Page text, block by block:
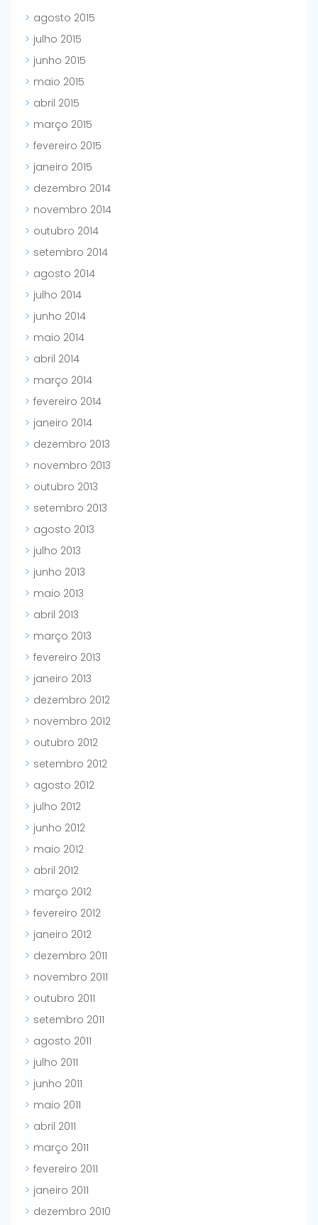
agosto 2015
julho 2015
junho 2015
maio 2015
abril 2015
março 2015
fevereiro 2015
janeiro 2015
dezembro 2014
novembro 2014
outubro 2014
setembro 2014
agosto 2014
julho 2014
junho 2014
maio 2014
abril 2014
março 2014
fevereiro 2014
janeiro 2014
dezembro 2013
novembro 2013
outubro 2013
setembro 2013
agosto 2013
julho 2013
junho 2013
maio 2013
abril 2013
março 2013
fevereiro 2013
janeiro 2013
dezembro 2012
novembro 2012
outubro 2012
setembro 2012
agosto 2012
julho 2012
junho 2012
maio 2012
abril 2012
março 2012
fevereiro 2012
janeiro 2012
dezembro 2011
novembro 2011
outubro 2011
setembro 2011
agosto 2011
julho 2011
junho 2011
maio 2011
abril 2011
março 2011
fevereiro 2011
janeiro 2011
dezembro 2010